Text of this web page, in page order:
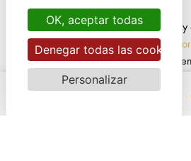
Una ciudad medieval que no
monumental, Aigues-
primer puerto del reino francés
La ciudad es el punto de partida
las salinasde Aigues-Mortes,
OK, aceptar todas
Denegar todas las cookies
Personalizar